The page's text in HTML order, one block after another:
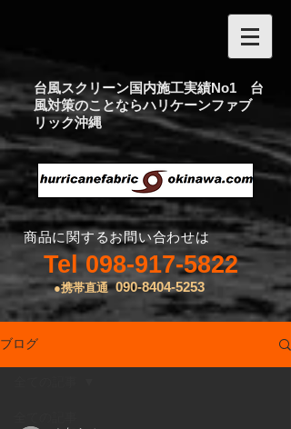
台風スクリーン国内施工実績No1 台
風対策のことならハリケーンファブ
リック沖縄
商品に関するお問い合わせは
Tel098-917-5822
●携帯直通 090-8404-5253
ブログ